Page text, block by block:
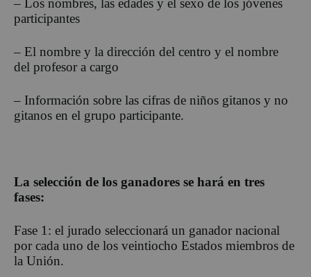
– Los nombres, las edades y el sexo de los jóvenes
participantes
– El nombre y la dirección del centro y el nombre
del profesor a cargo
– Información sobre las cifras de niños gitanos y no
gitanos en el grupo participante.
La selección de los ganadores se hará en tres
fases:
Fase 1: el jurado seleccionará un ganador nacional
por cada uno de los veintiocho Estados miembros de
la Unión.